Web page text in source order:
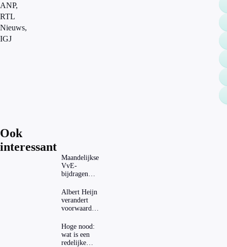
ANP,
RTL
Nieuws,
IGJ
Ook
interessant
Maandelijkse
VvE-
bijdragen
dat invloed
op je
hypotheek?
Albert Heijn
verandert
voorwaarden
mag dat
zomaar?
Hoge nood:
wat is een
redelijke